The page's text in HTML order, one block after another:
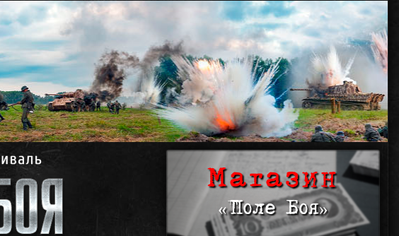
Магазин
«Поле Боя»